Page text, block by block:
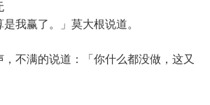
我赢了。」莫大根说道。
满的说道：「你什么都没做，这又